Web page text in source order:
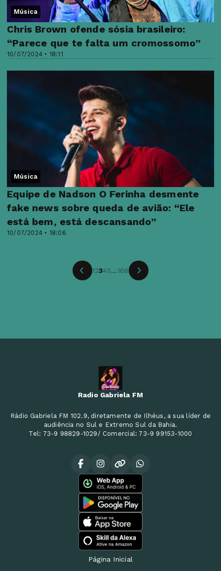
Música
10/07/2024 • 18:11
Chris Brown ofende sósia brasileiro:
“Parece que te falta um cromossomo”
Música
10/07/2024 • 18:06
Equipe de Nadson O Ferinha desmente
fake news sobre queda de avião: “Ele
está bem, está descansando”
12345...168
Radio Gabriela FM
Rádio Gabriela FM 102.9, diretamente de Ilhéus, a sua líder de
audiência no Sul e Extremo Sul da Bahia.
Tel: 73-9 98829-1029/ Comercial: 73-9 99153-1000
Página Inicial